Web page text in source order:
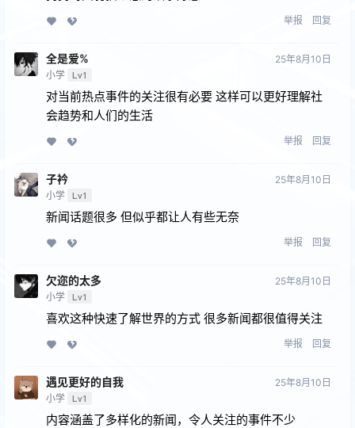
举报 回复
全是爱%
小学 Lv1
25年8月10日
对当前热点事件的关注很有必要 这样可以更好理解社
会趋势和人们的生活
举报 回复
子衿
小学 Lv1
25年8月10日
新闻话题很多 但似乎都让人有些无奈
举报 回复
欠迩的太多
小学 Lv1
25年8月10日
喜欢这种快速了解世界的方式 很多新闻都很值得关注
举报 回复
遇见更好的⾃我
小学 Lv1
25年8月10日
内容涵盖了多样化的新闻，令人关注的事件不少